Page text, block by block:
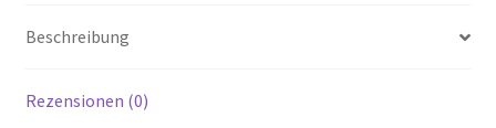
Beschreibung
Rezensionen (0)